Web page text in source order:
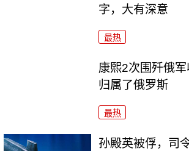
字，大有深意
最热
康熙2次围歼俄军
归属了俄罗斯
最热
孙殿英被俘，司